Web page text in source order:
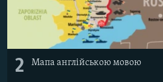
2 Мапа англійською мовою